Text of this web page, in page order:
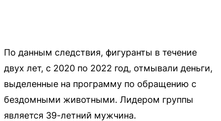
По данным следствия, фигуранты в течение
двух лет, с 2020 по 2022 год, отмывали деньги,
выделенные на программу по обращению с
бездомными животными. Лидером группы
является 39-летний мужчина.